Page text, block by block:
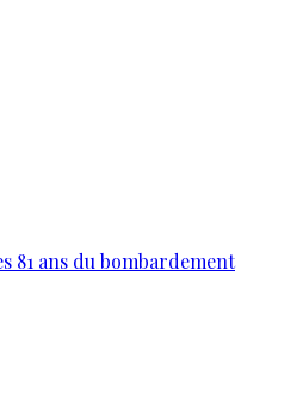
81 ans du bombardement